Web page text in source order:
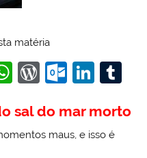
matéria
W
at
s
W
d
Pr
O
lo
o
Li
k
e
m
sal do mar morto
maus, e isso é